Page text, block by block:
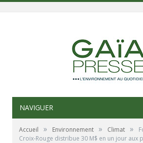
NAVIGUER
Accueil » Environnement » Climat »
Croix-Rouge distribue 30 M$ en un jour aux